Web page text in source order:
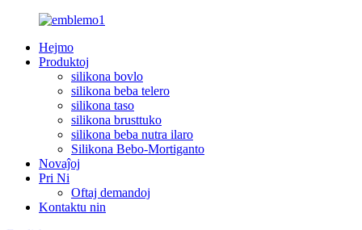
Hejmo
Produktoj
silikona bovlo
silikona beba telero
silikona taso
silikona brusttuko
silikona beba nutra ilaro
Silikona Bebo-Mortiganto
Novaĵoj
Pri Ni
Oftaj demandoj
Kontaktu nin